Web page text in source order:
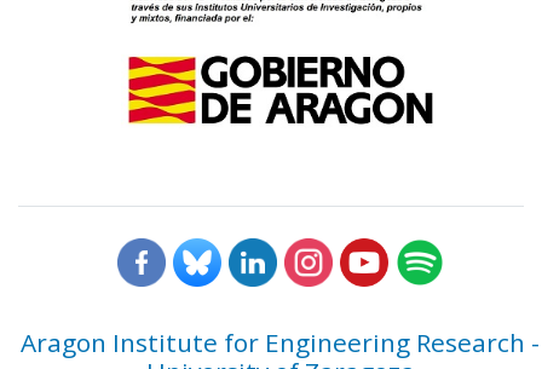
Aragon Institute for Engineering Research -